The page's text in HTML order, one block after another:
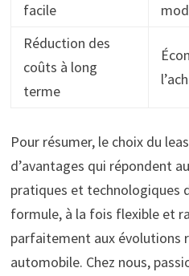
facile
Réduction des
coûts à long
terme
Pour résumer, le choix du
d’avantages qui répondent
pratiques et technologiques
formule, à la fois flexible et
parfaitement aux évolutions
automobile. Chez nous,